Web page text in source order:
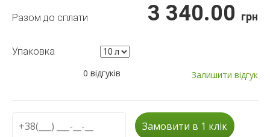
Разом до сплати 3 340.00 грн
Упаковка
0 відгуків
Залишити відгук
Замовити в 1 клік